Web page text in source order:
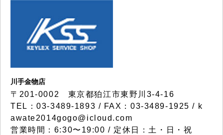
川手金物店
〒201-0002 東京都狛江市東野川3-4-16
TEL：03-3489-1893 / FAX：03-3489-1925 / k
awate2014gogo@icloud.com
営業時間：6:30〜19:00 / 定休日：土・日・祝